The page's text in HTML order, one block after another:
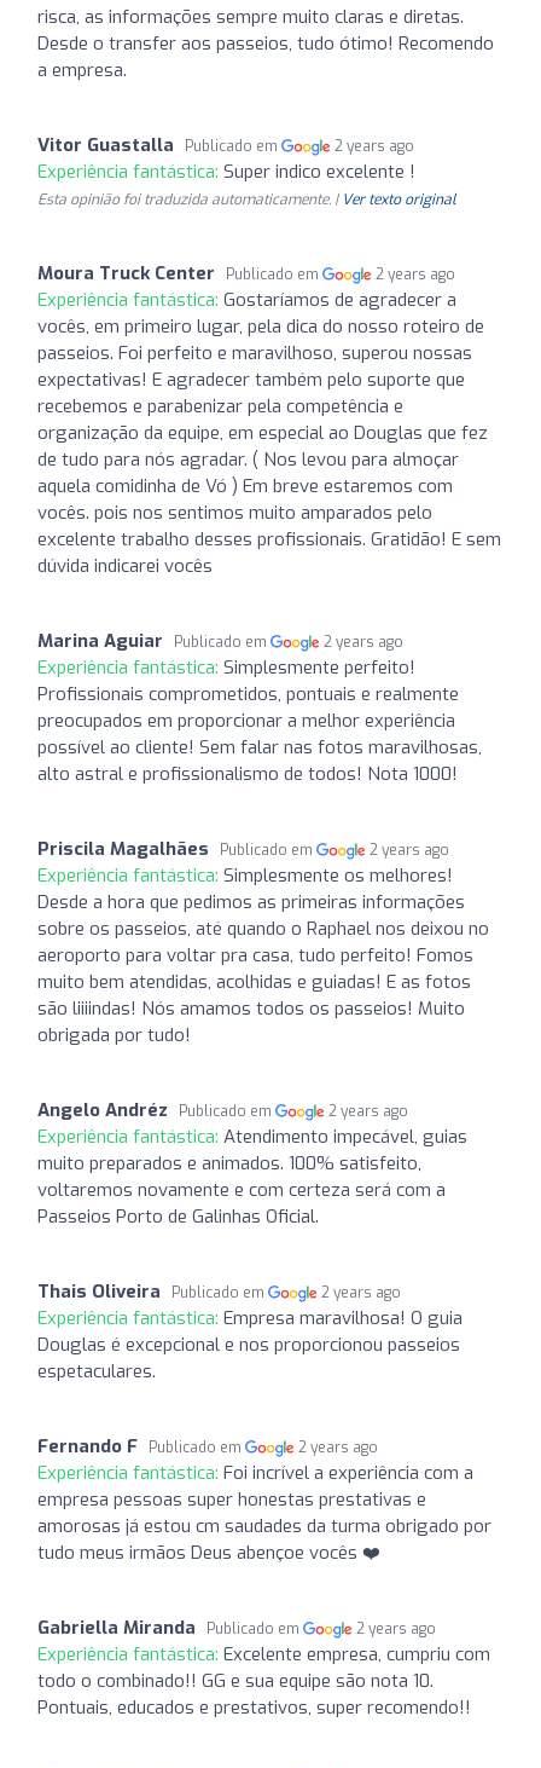
risca, as informações sempre muito claras e diretas.
Desde o transfer aos passeios, tudo ótimo! Recomendo
a empresa.
Vitor Guastalla Publicado em 2 years ago
Experiência fantástica: Super indico excelente !
Esta opinião foi traduzida automaticamente. | Ver texto original
Moura Truck Center Publicado em 2 years ago
Experiência fantástica: Gostaríamos de agradecer a
vocês, em primeiro lugar, pela dica do nosso roteiro de
passeios. Foi perfeito e maravilhoso, superou nossas
expectativas! E agradecer também pelo suporte que
recebemos e parabenizar pela competência e
organização da equipe, em especial ao Douglas que fez
de tudo para nós agradar. ( Nos levou para almoçar
aquela comidinha de Vó ) Em breve estaremos com
vocês. pois nos sentimos muito amparados pelo
excelente trabalho desses profissionais. Gratidão! E sem
dúvida indicarei vocês
Marina Aguiar Publicado em 2 years ago
Experiência fantástica: Simplesmente perfeito!
Profissionais comprometidos, pontuais e realmente
preocupados em proporcionar a melhor experiência
possível ao cliente! Sem falar nas fotos maravilhosas,
alto astral e profissionalismo de todos! Nota 1000!
Priscila Magalhães Publicado em 2 years ago
Experiência fantástica: Simplesmente os melhores!
Desde a hora que pedimos as primeiras informações
sobre os passeios, até quando o Raphael nos deixou no
aeroporto para voltar pra casa, tudo perfeito! Fomos
muito bem atendidas, acolhidas e guiadas! E as fotos
são liiiindas! Nós amamos todos os passeios! Muito
obrigada por tudo!
Angelo Andréz Publicado em 2 years ago
Experiência fantástica: Atendimento impecável, guias
muito preparados e animados. 100% satisfeito,
voltaremos novamente e com certeza será com a
Passeios Porto de Galinhas Oficial.
Thais Oliveira Publicado em 2 years ago
Experiência fantástica: Empresa maravilhosa! O guia
Douglas é excepcional e nos proporcionou passeios
espetaculares.
Fernando F Publicado em 2 years ago
Experiência fantástica: Foi incrível a experiência com a
empresa pessoas super honestas prestativas e
amorosas já estou cm saudades da turma obrigado por
tudo meus irmãos Deus abençoe vocês ❤️
Gabriella Miranda Publicado em 2 years ago
Experiência fantástica: Excelente empresa, cumpriu com
todo o combinado!! GG e sua equipe são nota 10.
Pontuais, educados e prestativos, super recomendo!!